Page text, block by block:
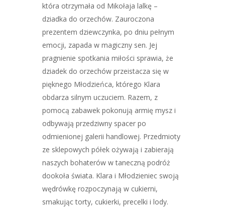
która otrzymała od Mikołaja lalkę –
dziadka do orzechów. Zauroczona
prezentem dziewczynka, po dniu pełnym
emocji, zapada w magiczny sen. Jej
pragnienie spotkania miłości sprawia, że
dziadek do orzechów przeistacza się w
pięknego Młodzieńca, którego Klara
obdarza silnym uczuciem. Razem, z
pomocą zabawek pokonują armię mysz i
odbywają przedziwny spacer po
odmienionej galerii handlowej. Przedmioty
ze sklepowych półek ożywają i zabierają
naszych bohaterów w taneczną podróż
dookoła świata. Klara i Młodzieniec swoją
wędrówkę rozpoczynają w cukierni,
smakując torty, cukierki, precelki i lody.